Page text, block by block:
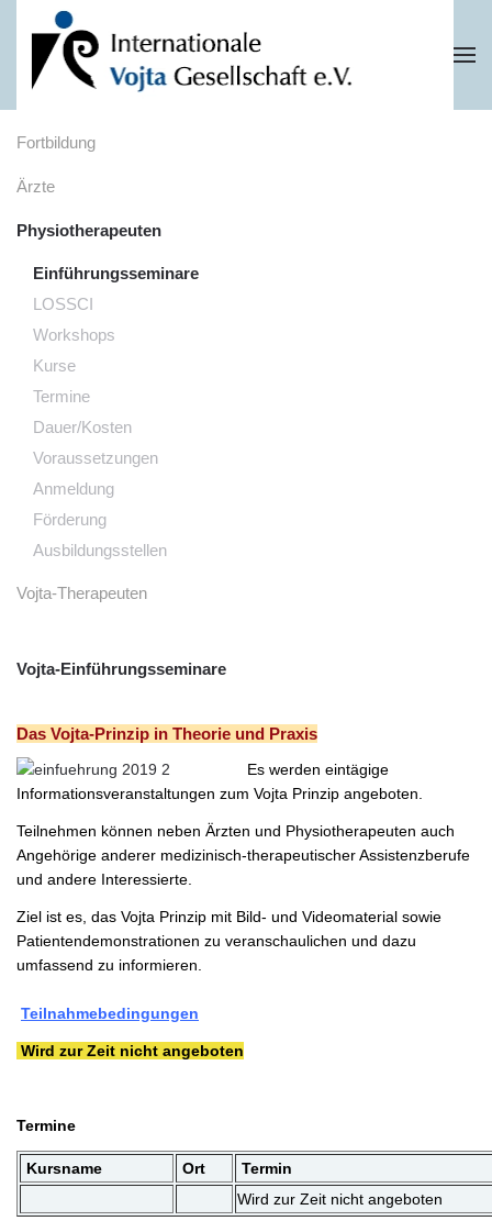
Zum Hauptinhalt springen
Fortbildung
Ärzte
Physiotherapeuten
Einführungsseminare
LOSSCI
Workshops
Kurse
Termine
Dauer/Kosten
Voraussetzungen
Anmeldung
Förderung
Ausbildungsstellen
Vojta-Therapeuten
Vojta-Einführungsseminare
Das Vojta-Prinzip in Theorie und Praxis
Es werden eintägige
Informationsveranstaltungen zum Vojta Prinzip angeboten.
Teilnehmen können neben Ärzten und Physiotherapeuten auch
Angehörige anderer medizinisch-therapeutischer Assistenzberufe
und andere Interessierte.
Ziel ist es, das Vojta Prinzip mit Bild- und Videomaterial sowie
Patientendemonstrationen zu veranschaulichen und dazu
umfassend zu informieren.
Teilnahmebedingungen
Wird zur Zeit nicht angeboten
Termine
Kursname Ort
Termin
Wird zur Zeit nicht angeboten